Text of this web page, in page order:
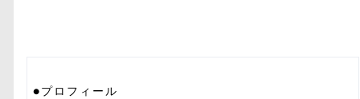
●プロフィール